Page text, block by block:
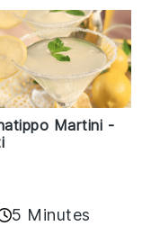
Martini -
5 Minutes